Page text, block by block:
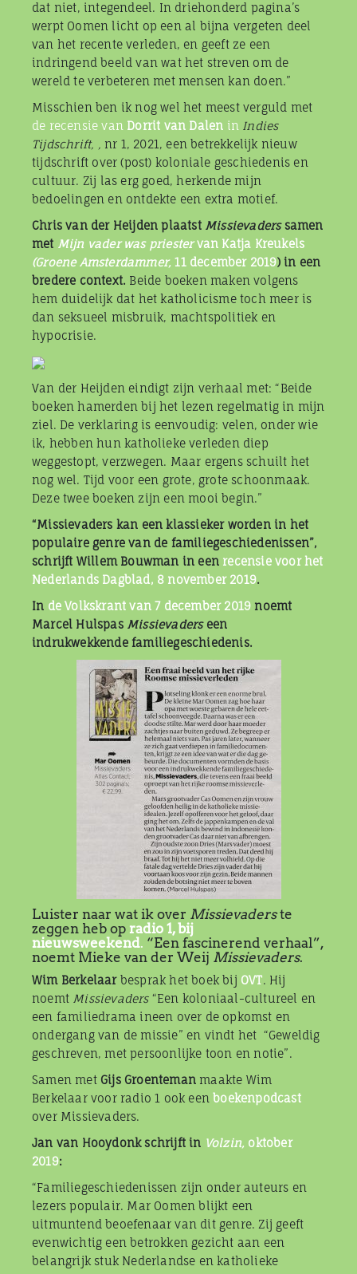
dat niet, integendeel. In driehonderd pagina’s
werpt Oomen licht op een al bijna vergeten deel
van het recente verleden, en geeft ze een
indringend beeld van wat het streven om de
wereld te verbeteren met mensen kan doen.”
Misschien ben ik nog wel het meest verguld met
de recensie van Dorrit van Dalen in Indies
Tijdschrift, , nr 1, 2021, een betrekkelijk nieuw
tijdschrift over (post) koloniale geschiedenis en
cultuur. Zij las erg goed, herkende mijn
bedoelingen en ontdekte een extra motief.
Chris van der Heijden plaatst Missievaderssamen
met Mijn vader was priestervan Katja Kreukels
(Groene Amsterdammer,11 december 2019) in een
bredere context. Beide boeken maken volgens
hem duidelijk dat het katholicisme toch meer is
dan seksueel misbruik, machtspolitiek en
hypocrisie.
Van der Heijden eindigt zijn verhaal met: “Beide
boeken hamerden bij het lezen regelmatig in mijn
ziel. De verklaring is eenvoudig: velen, onder wie
ik, hebben hun katholieke verleden diep
weggestopt, verzwegen. Maar ergens schuilt het
nog wel. Tijd voor een grote, grote schoonmaak.
Deze twee boeken zijn een mooi begin.”
“Missievaders kan een klassieker worden in het
populaire genre van de familiegeschiedenissen”,
schrijft Willem Bouwman in een recensie voor het
Nederlands Dagblad, 8 november 2019.
In de Volkskrant van 7 december 2019 noemt
Marcel Hulspas Missievaderseen
indrukwekkende familiegeschiedenis.
Luister naar wat ik over Missievaderste
zeggen heb op radio 1, bij
nieuwsweekend. “Een fascinerend verhaal”,
noemt Mieke van der Weij Missievaders.
Wim Berkelaarbesprak het boek bij OVT. Hij
noemt Missievaders“Een koloniaal-cultureel en
een familiedrama ineen over de opkomst en
ondergang van de missie” en vindt het “Geweldig
geschreven, met persoonlijke toon en notie”.
Samen met Gijs Groenteman maakte Wim
Berkelaar voor radio 1 ook een boekenpodcast
over Missievaders.
Jan van Hooydonk schrijft in Volzin, oktober
2019:
“Familiegeschiedenissen zijn onder auteurs en
lezers populair. Mar Oomen blijkt een
uitmuntend beoefenaar van dit genre. Zij geeft
evenwichtig een betrokken gezicht aan een
belangrijk stuk Nederlandse en katholieke